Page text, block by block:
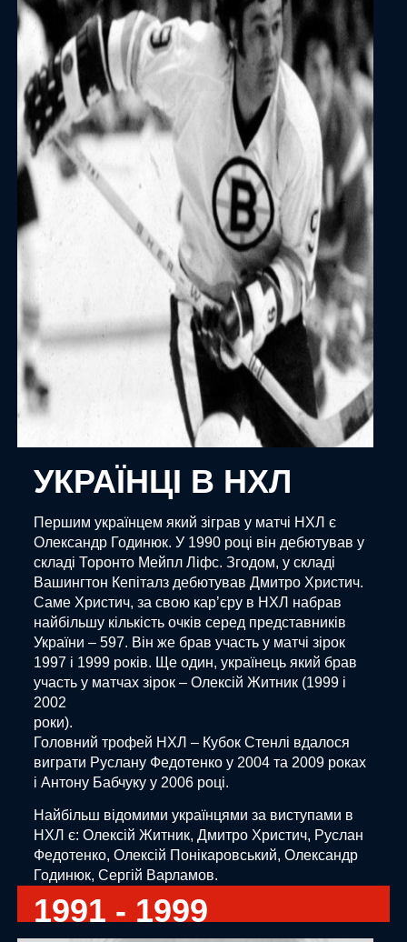
УКРАЇНЦІ В НХЛ
Першим українцем який зіграв у матчі НХЛ є
Олександр Годинюк. У 1990 році він дебютував у
складі Торонто Мейпл Ліфс. Згодом, у складі
Вашингтон Кепіталз дебютував Дмитро Христич.
Саме Христич, за свою карʼєру в НХЛ набрав
найбільшу кількість очків серед представників
України – 597. Він же брав участь у матчі зірок
1997 і 1999 років. Ще один, українець який брав
участь у матчах зірок – Олексій Житник (1999 і
2002
роки).
Головний трофей НХЛ – Кубок Стенлі вдалося
виграти Руслану Федотенко у 2004 та 2009 роках
і Антону Бабчуку у 2006 році.
Найбільш відомими українцями за виступами в
НХЛ є: Олексій Житник, Дмитро Христич, Руслан
Федотенко, Олексій Понікаровський, Олександр
Годинюк, Сергій Варламов.
1991 - 1999